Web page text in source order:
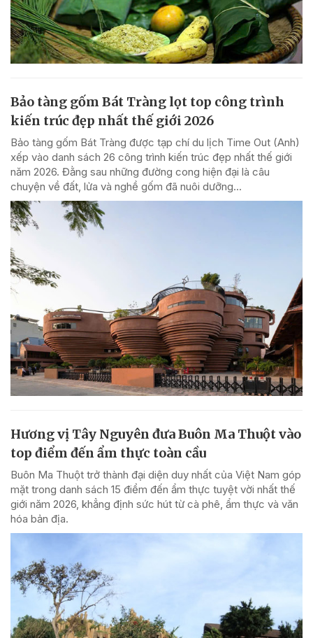
Bảo tàng gốm Bát Tràng lọt top công trình
kiến trúc đẹp nhất thế giới 2026
Bảo tàng gốm Bát Tràng được tạp chí du lịch Time Out (Anh)
xếp vào danh sách 26 công trình kiến trúc đẹp nhất thế giới
năm 2026. Đằng sau những đường cong hiện đại là câu
chuyện về đất, lửa và nghề gốm đã nuôi dưỡng...
Hương vị Tây Nguyên đưa Buôn Ma Thuột vào
top điểm đến ẩm thực toàn cầu
Buôn Ma Thuột trở thành đại diện duy nhất của Việt Nam góp
mặt trong danh sách 15 điểm đến ẩm thực tuyệt vời nhất thế
giới năm 2026, khẳng định sức hút từ cà phê, ẩm thực và văn
hóa bản địa.